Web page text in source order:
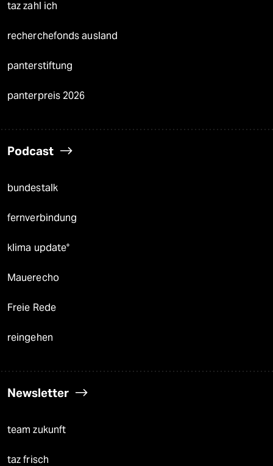
taz zahl ich
recherchefonds ausland
panterstiftung
panterpreis 2026
Podcast
bundestalk
fernverbindung
klima update°
Mauerecho
Freie Rede
reingehen
Newsletter
team zukunft
taz frisch